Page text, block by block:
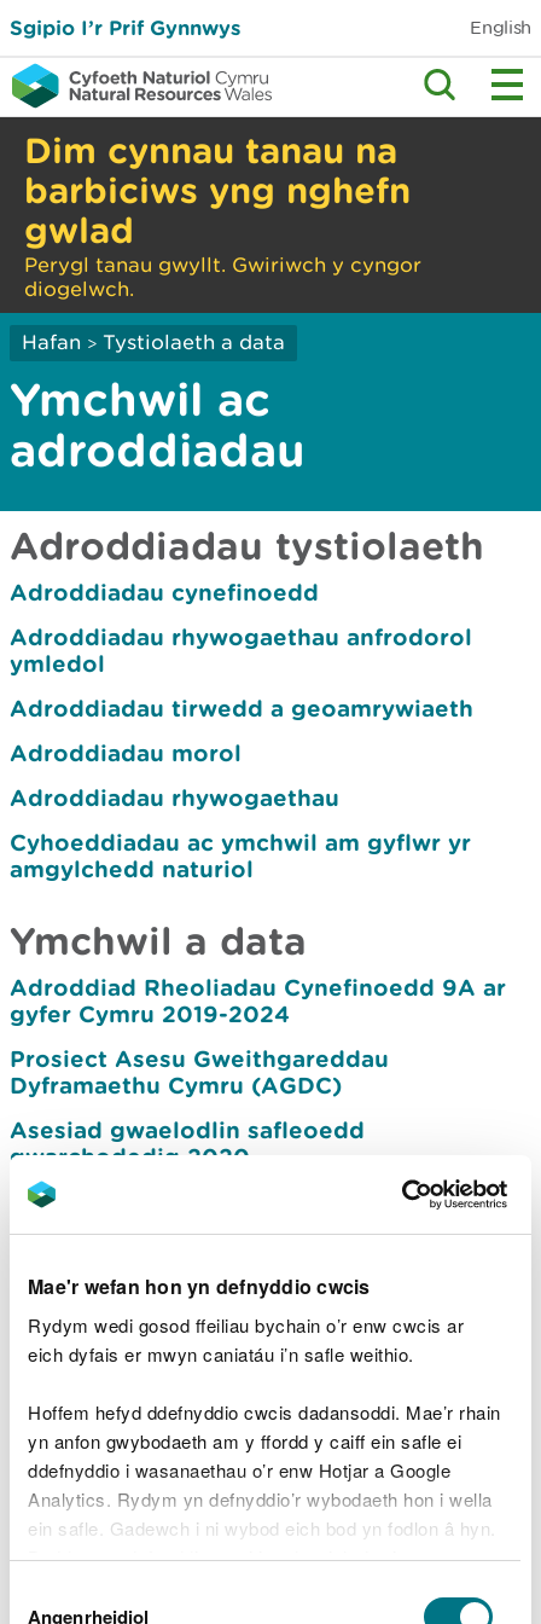
Mae'r wefan hon yn defnyddio cwcis
Rydym wedi gosod ffeiliau bychain o’r enw cwcis ar
eich dyfais er mwyn caniatáu i’n safle weithio.
Hoffem hefyd ddefnyddio cwcis dadansoddi. Mae’r rhain
yn anfon gwybodaeth am y ffordd y caiff ein safle ei
ddefnyddio i wasanaethau o’r enw Hotjar a Google
Analytics. Rydym yn defnyddio’r wybodaeth hon i wella
ein safle. Gadewch i ni wybod eich bod yn fodlon â hyn.
Byddwn yn defnyddio cwci i gadw eich dewis.
Gellirdarllen mwy am ein cwcis cyn i chi ddewis.
Angenrheidiol
Sgipio I’r Prif Gynnwys English
Dim cynnau tanau na
barbiciws yng nghefn
gwlad
Perygl tanau gwyllt. Gwiriwch y cyngor
diogelwch.
Hafan > Tystiolaeth a data
Ymchwil ac
adroddiadau
Adroddiadau tystiolaeth
Adroddiadau cynefinoedd
Adroddiadau rhywogaethau anfrodorol
ymledol
Adroddiadau tirwedd a geoamrywiaeth
Adroddiadau morol
Adroddiadau rhywogaethau
Cyhoeddiadau ac ymchwil am gyflwr yr
amgylchedd naturiol
Ymchwil a data
Adroddiad Rheoliadau Cynefinoedd 9A ar
gyfer Cymru 2019-2024
Prosiect Asesu Gweithgareddau
Dyframaethu Cymru (AGDC)
Asesiad gwaelodlin safleoedd
gwarchodedig 2020
Llifogydd - adroddiadau, tystiolaeth a data
Adroddiadau Dŵr
Adroddiadau dwy flynedd - Diogelwch
Cronfeydd Dŵr
Ymchwil i goedwigaeth
Arolwg Cenedlaethol Cymru
Stociau eogiaid a brithyllod y môr yng
Nghymru
Crynodebau dalgylchoedd eogiaid a siwin